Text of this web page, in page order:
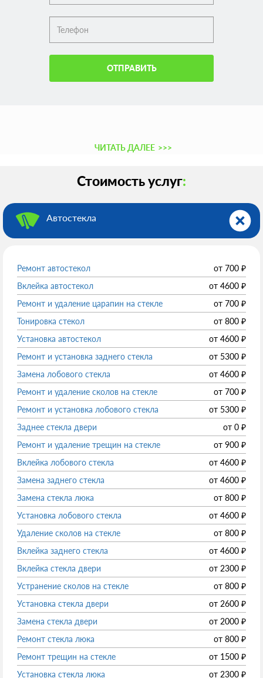
ОТПРАВИТЬ
ЧИТАТЬ ДАЛЕЕ >>>
Стоимость услуг:
Автостекла
Ремонт автостекол от 700 ₽
Вклейка автостекол
от 4600 ₽
Ремонт и удаление царапин на стекле
от 700 ₽
Тонировка стекол
от 800 ₽
Установка автостекол
от 4600 ₽
Ремонт и установка заднего стекла
от 5300 ₽
Замена лобового стекла
от 4600 ₽
Ремонт и удаление сколов на стекле
от 700 ₽
Ремонт и установка лобового стекла
от 5300 ₽
Заднее стекла двери
от 0 ₽
Ремонт и удаление трещин на стекле
от 900 ₽
Вклейка лобового стекла
от 4600 ₽
Замена заднего стекла
от 4600 ₽
Замена стекла люка
от 800 ₽
Установка лобового стекла
от 4600 ₽
Удаление сколов на стекле
от 800 ₽
Вклейка заднего стекла
от 4600 ₽
Вклейка стекла двери
от 2300 ₽
Устранение сколов на стекле
от 800 ₽
Установка стекла двери
от 2600 ₽
Замена стекла двери
от 2000 ₽
Ремонт стекла люка
от 800 ₽
Ремонт трещин на стекле
от 1500 ₽
Установка стекла люка
от 2300 ₽